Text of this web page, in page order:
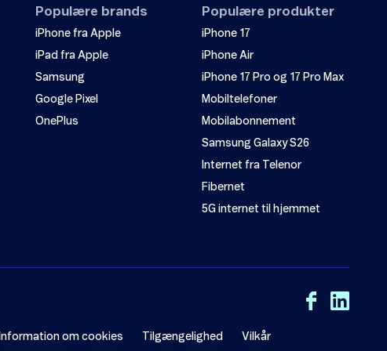
Populære brands
iPhone fra Apple
iPad fra Apple
Samsung
Google Pixel
OnePlus
Populære produkter
iPhone 17
iPhone Air
iPhone 17 Pro og 17 Pro Max
Mobiltelefoner
Mobilabonnement
Samsung Galaxy S26
Internet fra Telenor
Fibernet
5G internet til hjemmet
Information om cookies Tilgængelighed
Vilkår